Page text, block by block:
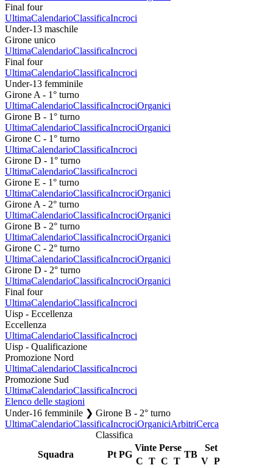
Final four
UltimaCalendarioClassificaIncroci
Under-13 maschile
Girone unico
UltimaCalendarioClassificaIncroci
Final four
UltimaCalendarioClassificaIncroci
Under-13 femminile
Girone A - 1° turno
UltimaCalendarioClassificaIncrociOrganici
Girone B - 1° turno
UltimaCalendarioClassificaIncrociOrganici
Girone C - 1° turno
UltimaCalendarioClassificaIncroci
Girone D - 1° turno
UltimaCalendarioClassificaIncroci
Girone E - 1° turno
UltimaCalendarioClassificaIncrociOrganici
Girone A - 2° turno
UltimaCalendarioClassificaIncrociOrganici
Girone B - 2° turno
UltimaCalendarioClassificaIncrociOrganici
Girone C - 2° turno
UltimaCalendarioClassificaIncrociOrganici
Girone D - 2° turno
UltimaCalendarioClassificaIncrociOrganici
Final four
UltimaCalendarioClassificaIncroci
Uisp - Eccellenza
Eccellenza
UltimaCalendarioClassificaIncroci
Uisp - Qualificazione
Promozione Nord
UltimaCalendarioClassificaIncroci
Promozione Sud
UltimaCalendarioClassificaIncroci
Elenco delle stagioni
Under-16 femminile ❯ Girone B - 2° turno
UltimaCalendarioClassificaIncrociOrganiciArbitriCerca
Classifica
Squadra
Pt PG
Vinte Perse
TB
Set
C T C T V P